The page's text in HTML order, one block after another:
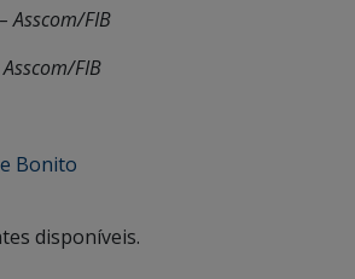
Asscom/FIB
FIB
Bonito
disponíveis.